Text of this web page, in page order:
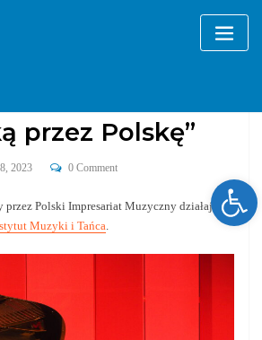
przez Polskę”
2023 0 Comment
przez Polski Impresariat Muzyczny działający
Muzyki i Tańca